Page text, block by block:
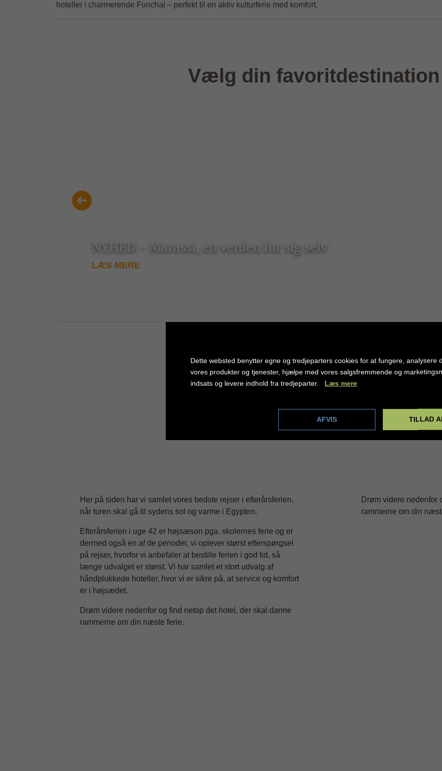
hoteller i charmerende Funchal – perfekt til en aktiv kulturferie med komfort.
Vælg din
NYHED - Marassi, en verden for sig selv
LÆS MERE
Her på siden har vi samlet vores bedste rejser i efterårsferien,
når turen skal gå til sydens sol og varme i Egypten.
Efterårsferien i uge 42 er højsæson pga. skolernes ferie og er
dermed også en af de perioder, vi oplever størst efterspørgsel
på rejser, hvorfor vi anbefaler at bestille ferien i god tid, så
længe udvalget er størst. Vi har samlet et stort udvalg af
håndplukkede hoteller, hvor vi er sikre på, at service og komfort
er i højsædet.
Drøm videre nedenfor og find netop det hotel, der skal danne
rammerne om din næste ferie.
Drøm videre nedenfor
rammerne om din
Dette websted benytter egne og tredjeparters cookies for at fungere, analysere
vores produkter og tjenester, hjælpe med vores salgsfremmende og
indsats og levere indhold fra tredjeparter. Læs mere
AFVIS TILLAD